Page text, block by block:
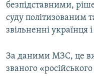
безпідставними,
суду політизованим
звільненні українця
За даними МЗС, це
званого